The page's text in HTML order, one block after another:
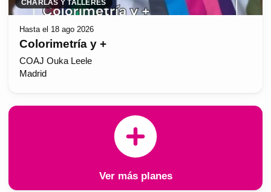
CHARLAS Y TALLERES
Hasta el 18 ago 2026
Colorimetría y +
COAJ Ouka Leele
Madrid
Ver más planes